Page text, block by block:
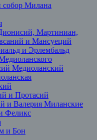
Милана
Мартиниан,
и Мансуеций
и Эрлембальд
Медиоланский
и Протасий
и Валерия Миланские
Феликс
и Бон